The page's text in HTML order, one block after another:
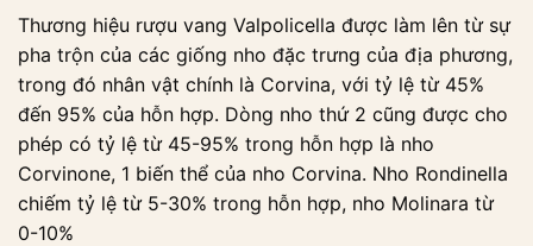
Thương hiệu rượu vang Valpolicella được làm lên từ sự
pha trộn của các giống nho đặc trưng của địa phương,
trong đó nhân vật chính là Corvina, với tỷ lệ từ 45%
đến 95% của hỗn hợp. Dòng nho thứ 2 cũng được cho
phép có tỷ lệ từ 45-95% trong hỗn hợp là nho
Corvinone, 1 biến thể của nho Corvina. Nho Rondinella
chiếm tỷ lệ từ 5-30% trong hỗn hợp, nho Molinara từ
0-10%